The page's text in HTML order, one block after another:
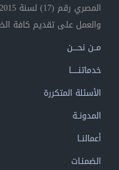
والعمل على تقديم كافة
مــن نحــــن
خدماتنــــــا
الأسئلة المتكررة
المدونــة
أعمالنــا
الضمنـات